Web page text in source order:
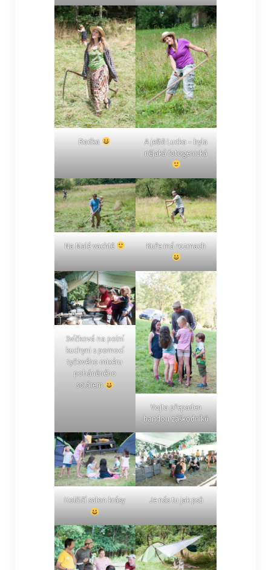
Radka
A ještě Lucka – byla
nějaká fotogenická
Na Malé vachtě Kuře má rozmach
Svíčková na polní
kuchyni s pomocí
tyčového mixéru
poháněného
solárem
Vojta přepaden
bandou záškodníků
Holčičí salon krásy Je nás tu jak psů